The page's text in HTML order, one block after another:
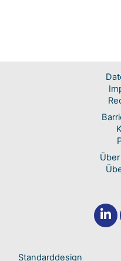
Standarddesign